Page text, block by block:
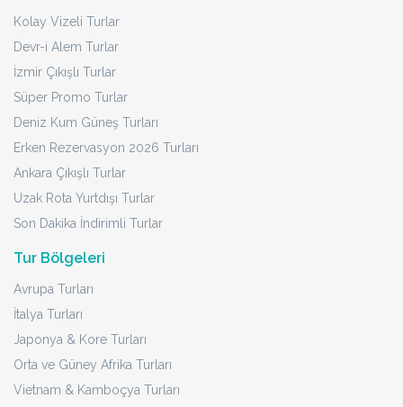
Kolay Vizeli Turlar
Devr-i Alem Turlar
İzmir Çıkışlı Turlar
Süper Promo Turlar
Deniz Kum Güneş Turları
Erken Rezervasyon 2026 Turları
Ankara Çıkışlı Turlar
Uzak Rota Yurtdışı Turlar
Son Dakika İndirimli Turlar
Tur Bölgeleri
Avrupa Turları
İtalya Turları
Japonya & Kore Turları
Orta ve Güney Afrika Turları
Vietnam & Kamboçya Turları